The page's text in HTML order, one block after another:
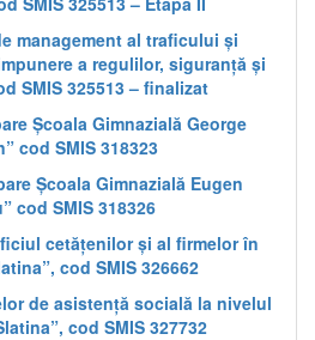
management al traficului și
a regulilor, siguranță și
SMIS 325513 – finalizat
Școala Gimnazială George
cod SMIS 318323
Școala Gimnazială Eugen
cod SMIS 318326
cetățenilor și al firmelor în
cod SMIS 326662
de asistență socială la nivelul
cod SMIS 327732